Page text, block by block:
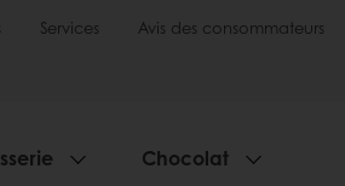
Services Avis des consommateurs
Chocolat